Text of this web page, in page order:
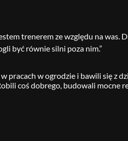
trenerem ze względu na was.
być równie silni poza nim.”
pracach w ogrodzie i bawili się z
coś dobrego, budowali mocne